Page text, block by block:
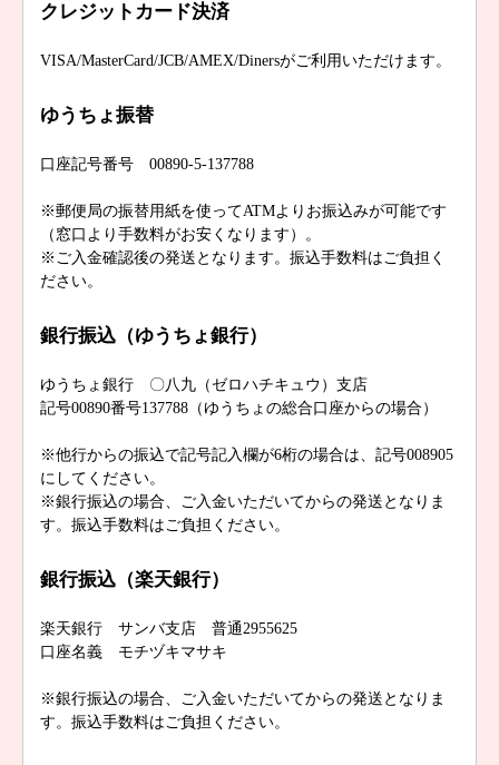
クレジットカード決済
VISA/MasterCard/JCB/AMEX/Dinersがご利用いただけます。
ゆうちょ振替
口座記号番号 00890-5-137788
※郵便局の振替用紙を使ってATMよりお振込みが可能です
（窓口より手数料がお安くなります）。
※ご入金確認後の発送となります。振込手数料はご負担く
ださい。
銀行振込（ゆうちょ銀行）
ゆうちょ銀行 〇八九（ゼロハチキュウ）支店
記号00890番号137788（ゆうちょの総合口座からの場合）
※他行からの振込で記号記入欄が6桁の場合は、記号008905
にしてください。
※銀行振込の場合、ご入金いただいてからの発送となりま
す。振込手数料はご負担ください。
銀行振込（楽天銀行）
楽天銀行 サンバ支店 普通2955625
口座名義 モチヅキマサキ
※銀行振込の場合、ご入金いただいてからの発送となりま
す。振込手数料はご負担ください。